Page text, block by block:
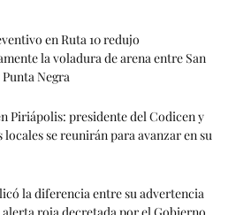
en Ruta 10 redujo
la voladura de arena entre San
Negra
Piriápolis: presidente del Codicen y
se reunirán para avanzar en su
la diferencia entre su advertencia